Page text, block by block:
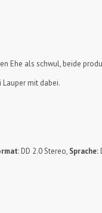
Ehe als schwul, beide
Lauper mit dabei.
: DD 2.0 Stereo, Sprache: